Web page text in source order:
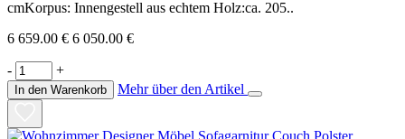
cmKorpus: Innengestell aus echtem Holz:ca. 205..
6 659.00 € 6 050.00 €
- +
In den Warenkorb Mehr über den Artikel